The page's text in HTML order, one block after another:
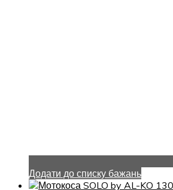
Додати до списку бажань